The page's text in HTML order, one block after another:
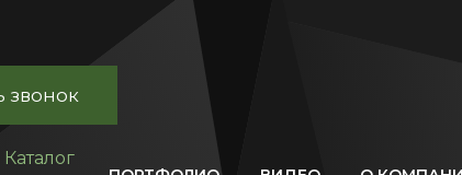
звонок
Каталог